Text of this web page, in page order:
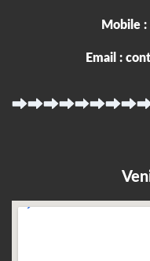
Mobile :
Email :